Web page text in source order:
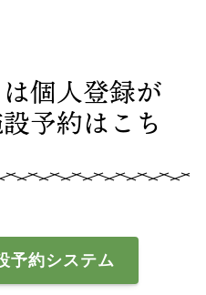
個人登録が
予約はこち
予約システム